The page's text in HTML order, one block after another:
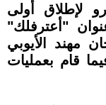
لإطلاق أولى
"أعترفلك"
مهند الأيوبي
قام بعمليات